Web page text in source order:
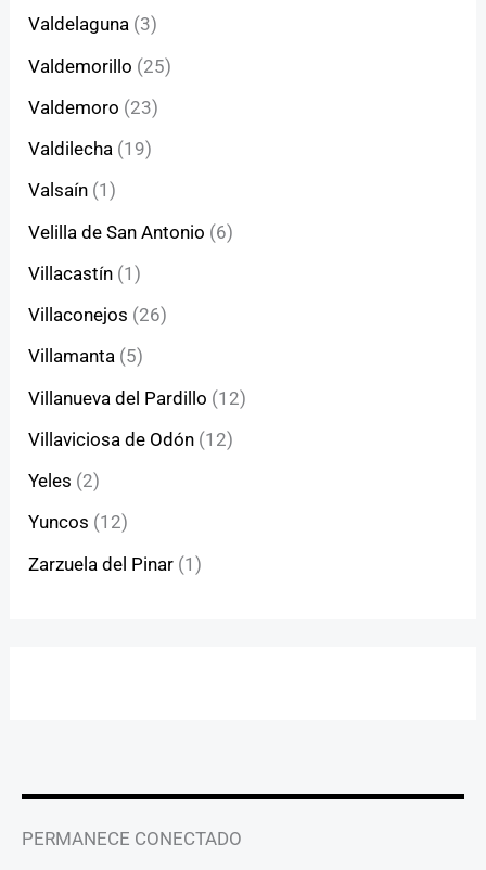
Valdelaguna (3)
Valdemorillo (25)
Valdemoro (23)
Valdilecha (19)
Valsaín (1)
Velilla de San Antonio (6)
Villacastín (1)
Villaconejos (26)
Villamanta (5)
Villanueva del Pardillo (12)
Villaviciosa de Odón (12)
Yeles (2)
Yuncos (12)
Zarzuela del Pinar (1)
PERMANECE CONECTADO